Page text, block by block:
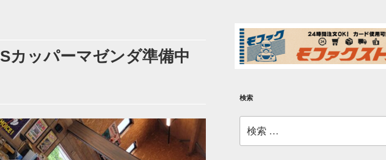
カッパーマゼンダ準備中
検索
索: